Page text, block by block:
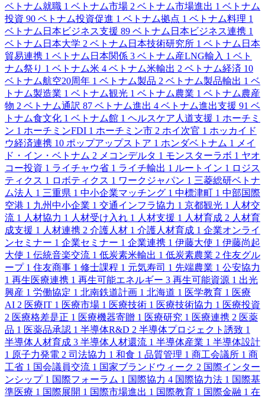
ベトナム就職 1 ベトナム市場 2 ベトナム市場進出 1 ベトナム
投資 90 ベトナム投資促進 1 ベトナム拠点 1 ベトナム料理 1
ベトナム日本ビジネス支援 89 ベトナム日本ビジネス連携 1
ベトナム日本大学 2 ベトナム日本技術研究所 1 ベトナム日本
貿易連携 1 ベトナム日本関係 3 ベトナム産LNG輸入 1 ベト
ナム祭り 1 ベトナム米 4 ベトナム米輸出 2 ベトナム経済 10
ベトナム航空20周年 1 ベトナム製品 2 ベトナム製品輸出 1 ベ
トナム製造業 1 ベトナム観光 1 ベトナム農業 1 ベトナム農産
物 2 ベトナム通訳 87 ベトナム進出 4 ベトナム進出支援 91 ベ
トナム食文化 1 ベトナム館 1 ヘルスケア人道支援 1 ホーチミ
ン 1 ホーチミンFDI 1 ホーチミン市 2 ホイ次官 1 ホッカイド
ウ経済連携 10 ポップアップストア 1 ホンダベトナム 1
メイ
ド・イン・ベトナム 2 メコンデルタ 1 モンスターラボ 1 ヤオ
コー投資 1 ライチャウ省 1 ライチ輸出 1 ルートイン 1 ロジス
ティクス 1 ロボティクス 1 ワークジャパン 1 三菱総研ベトナ
ム法人 1 三重県 1 中小企業マッチング 1 中標津町 1 中部国際
空港 1 九州中小企業 1 交通インフラ協力 1 京都観光 1 人材交
流 1 人材協力 1 人材受け入れ 1 人材支援 1 人材育成 2 人材育
成支援 1 人材連携 2 介護人材 1 介護人材育成 1 企業オンライ
ンセミナー 1 企業セミナー 1 企業連携 1 伊藤大使 1 伊藤尚起
大使 1 伝統音楽交流 1 低炭素米輸出 1 低炭素農業 2 住友グル
ープ 1 住友商事 1 修士課程 1 元気寿司 1 先端農業 1 公安協力
1 再生医療連携 1 再生可能エネルギー 3 再生可能資源 1 出光
興産 1 労働協定 1 北南鉄道計画 1 北海道 1 医学教育 1 医療
AI 2 医療IT 1 医療市場 1 医療技術 1 医療技術協力 1 医療投資
2 医療格差是正 1 医療機器寄贈 1 医療研究 1 医療連携 2 医薬
品 1 医薬品承認 1 半導体R&D 2 半導体プロジェクト誘致 1
半導体人材育成 3 半導体人材還流 1 半導体産業 1 半導体設計
1 原子力発電 2 司法協力 1 和食 1 品質管理 1 商工会議所 1 商
工省 1 国会議員交流 1 国家ブランドウィーク 2 国際インター
ンシップ 1 国際フォーラム 1 国際協力 4 国際協力法 1 国際基
準医療 1 国際展開 1 国際市場進出 1 国際教育 1 国際金融 1 在